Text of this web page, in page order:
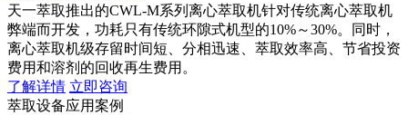
天一萃取推出的CWL-M系列离心萃取机针对传统离心萃取机
弊端而开发，功耗只有传统环隙式机型的10%～30%。同时，
离心萃取机级存留时间短、分相迅速、萃取效率高、节省投资
费用和溶剂的回收再生费用。
了解详情 立即咨询
萃取设备应用案例